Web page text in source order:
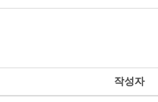
작성자